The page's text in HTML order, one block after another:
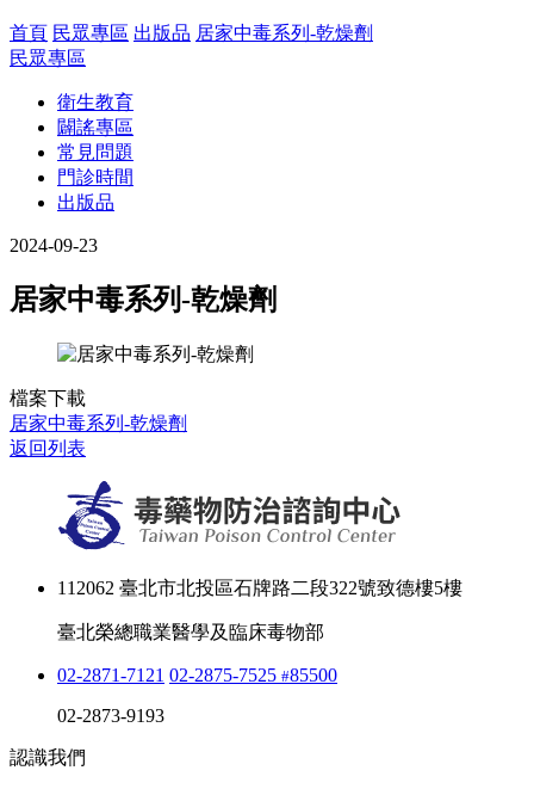
首頁 民眾專區 出版品 居家中毒系列-乾燥劑
民眾專區
衛生教育
闢謠專區
常見問題
門診時間
出版品
2024-09-23
居家中毒系列-乾燥劑
檔案下載
居家中毒系列-乾燥劑
返回列表
112062 臺北市北投區石牌路二段322號致德樓5樓
臺北榮總職業醫學及臨床毒物部
02-2871-7121 02-2875-7525 #85500
02-2873-9193
認識我們